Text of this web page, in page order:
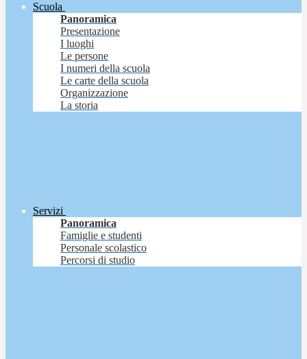
Scuola
Panoramica
Presentazione
I luoghi
Le persone
I numeri della scuola
Le carte della scuola
Organizzazione
La storia
Servizi
Panoramica
Famiglie e studenti
Personale scolastico
Percorsi di studio